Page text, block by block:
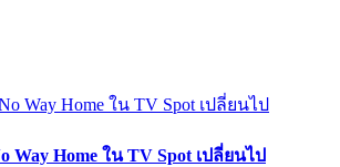
Home ใน TV Spot เปลี่ยนไป